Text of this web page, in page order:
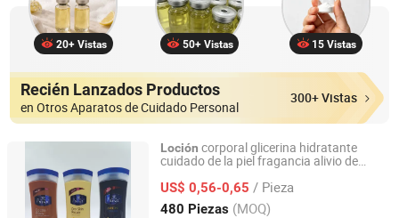
20+ Vistas 50+ Vistas 15 Vistas
Recién Lanzados Productos
en Otros Aparatos de Cuidado Personal
300+ Vistas
Loción corporal glicerina hidratante
cuidado de la piel fragancia alivio de
US$ 0,56-0,65 / Pieza
480 Piezas (MOQ)
Shantou Haiheng Cosmetic Co., Ltd.
Guangdong, China Desde 2018